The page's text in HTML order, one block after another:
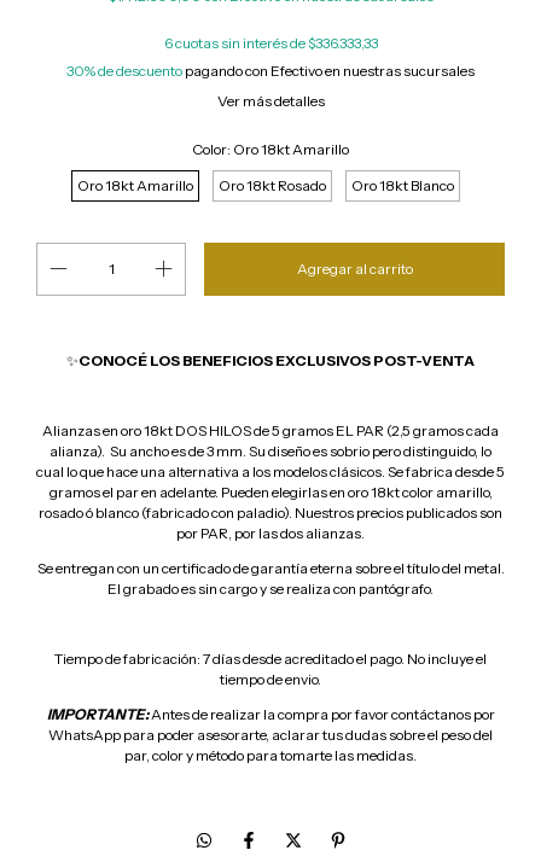
6cuotas sin interés de$336.333,33
30% de descuento pagando con Efectivo en nuestras sucursales
Ver más detalles
Color: Oro 18kt Amarillo
Oro 18kt Amarillo
Oro 18kt Rosado Oro 18kt Blanco
✨CONOCÉ LOS BENEFICIOS EXCLUSIVOS POST-VENTA
Alianzas en oro 18kt DOS HILOS de 5 gramos EL PAR (2,5 gramos cada
alianza). Su ancho es de 3 mm. Su diseño es sobrio pero distinguido, lo
cual lo que hace una alternativa a los modelos clásicos. Se fabrica desde 5
gramos el par en adelante. Pueden elegirlas en oro 18kt color amarillo,
rosado ó blanco (fabricado con paladio). Nuestros precios publicados son
por PAR, por las dos alianzas.
Se entregan con un certificado de garantía eterna sobre el título del metal.
El grabado es sin cargo y se realiza con pantógrafo.
Tiempo de fabricación: 7 días desde acreditado el pago. No incluye el
tiempo de envio.
IMPORTANTE:Antes de realizar la compra por favor contáctanos por
WhatsApp para poder asesorarte, aclarar tus dudas sobre el peso del
par, color y método para tomarte las medidas.